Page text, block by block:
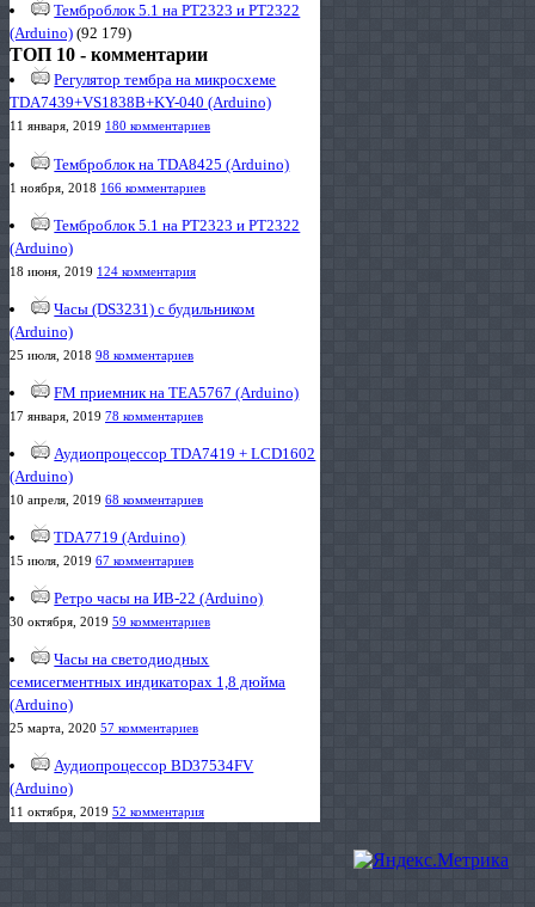
Темброблок 5.1 на PT2323 и PT2322
(Arduino) (92 179)
ТОП 10 - комментарии
Регулятор тембра на микросхеме
TDA7439+VS1838B+KY-040 (Arduino)
11 января, 2019 180 комментариев
Темброблок на TDA8425 (Arduino)
1 ноября, 2018 166 комментариев
Темброблок 5.1 на PT2323 и PT2322
(Arduino)
18 июня, 2019 124 комментария
Часы (DS3231) с будильником
(Arduino)
25 июля, 2018 98 комментариев
FM приемник на TEA5767 (Arduino)
17 января, 2019 78 комментариев
Аудиопроцессор TDA7419 + LCD1602
(Arduino)
10 апреля, 2019 68 комментариев
TDA7719 (Arduino)
15 июля, 2019 67 комментариев
Ретро часы на ИВ-22 (Arduino)
30 октября, 2019 59 комментариев
Часы на светодиодных
семисегментных индикаторах 1,8 дюйма
(Arduino)
25 марта, 2020 57 комментариев
Аудиопроцессор BD37534FV
(Arduino)
11 октября, 2019 52 комментария